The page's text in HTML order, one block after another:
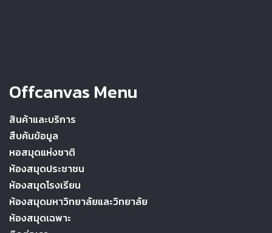
Offcanvas Menu
สินค้าและบริการ
สืบค้นข้อมูล
หอสมุดแห่งชาติ
ห้องสมุดประชาชน
ห้องสมุดโรงเรียน
ห้องสมุดมหาวิทยาลัยและวิทยาลัย
ห้องสมุดเฉพาะ